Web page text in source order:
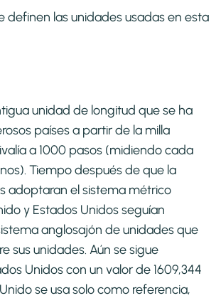
definen las unidades usadas en esta
unidad de longitud que se ha
países a partir de la milla
a 1000 pasos (midiendo cada
Tiempo después de que la
adoptaran el sistema métrico
y Estados Unidos seguían
anglosajón de unidades que
sus unidades. Aún se sigue
Unidos con un valor de 1609,344
se usa solo como referencia,